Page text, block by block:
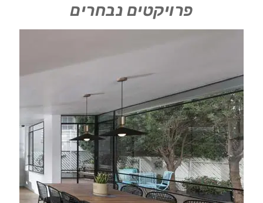
פרויקטים נבחרים